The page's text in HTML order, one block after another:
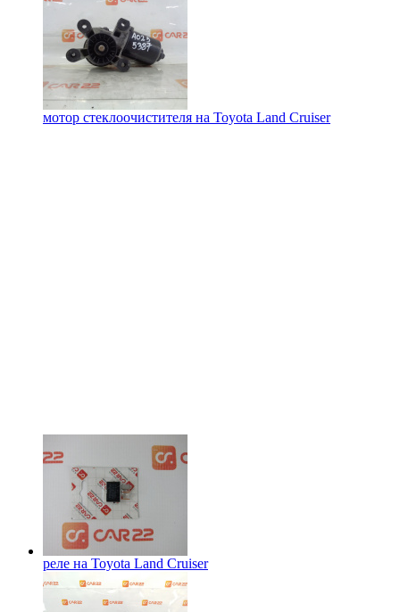
мотор стеклоочистителя на Toyota Land Cruiser
реле на Toyota Land Cruiser